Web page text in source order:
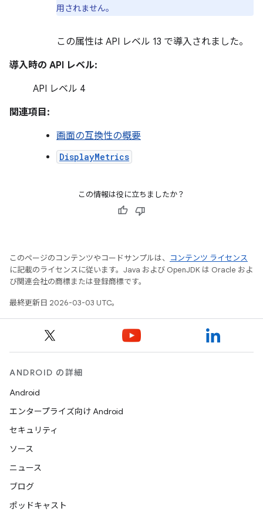
用されません。
この属性は API レベル 13 で導入されました。
導入時の API レベル:
API レベル 4
関連項目:
画面の互換性の概要
DisplayMetrics
この情報は役に立ちましたか？
このページのコンテンツやコードサンプルは、
コンテンツ ライセンス
に記載のライセンスに従います。Java および OpenJDK は Oracle およ
び関連会社の商標または登録商標です。
最終更新日 2026-03-03 UTC。
ANDROID の詳細
Android
エンタープライズ向け Android
セキュリティ
ソース
ニュース
ブログ
ポッドキャスト